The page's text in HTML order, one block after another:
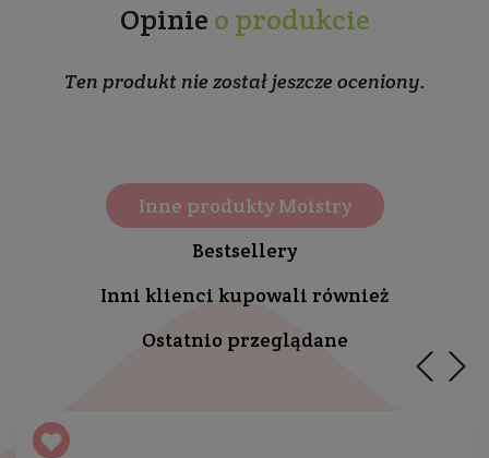
Opinie o produkcie
Ten produkt nie został jeszcze oceniony.
Inne produkty Moistry
Bestsellery
Inni klienci kupowali również
Ostatnio przeglądane